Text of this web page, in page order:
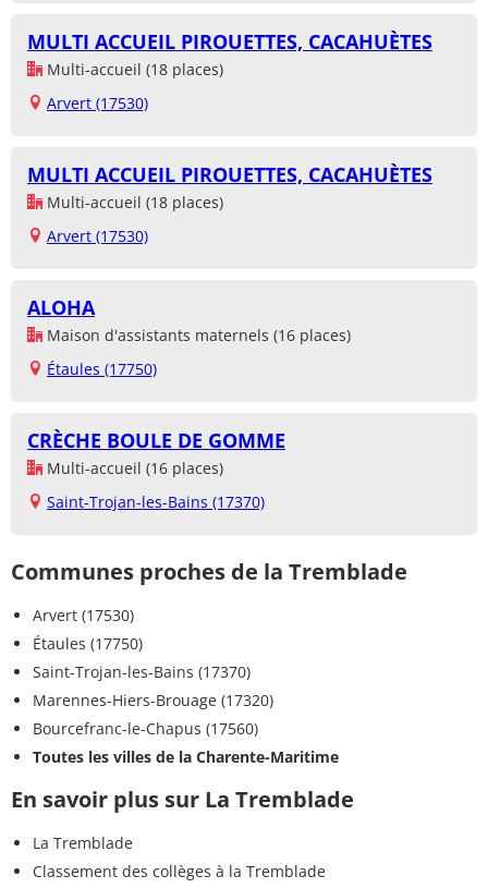
MULTI ACCUEIL PIROUETTES, CACAHUÈTES
Multi-accueil (18 places)
Arvert (17530)
MULTI ACCUEIL PIROUETTES, CACAHUÈTES
Multi-accueil (18 places)
Arvert (17530)
ALOHA
Maison d'assistants maternels (16 places)
Étaules (17750)
CRÈCHE BOULE DE GOMME
Multi-accueil (16 places)
Saint-Trojan-les-Bains (17370)
Communes proches de la Tremblade
Arvert (17530)
Étaules (17750)
Saint-Trojan-les-Bains (17370)
Marennes-Hiers-Brouage (17320)
Bourcefranc-le-Chapus (17560)
Toutes les villes de la Charente-Maritime
En savoir plus sur La Tremblade
La Tremblade
Classement des collèges à la Tremblade